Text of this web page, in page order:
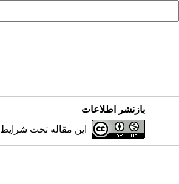
بازنشر اطلاعات
این مقاله تحت شرایط